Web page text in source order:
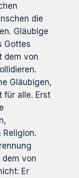
die
Gläubige
Gottes
dem von
Gläubigen,
für alle. Erst
von
Er